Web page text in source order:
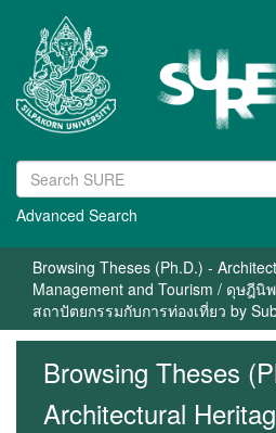
Advanced Search
Browsing Theses (Ph.D.) -
Management and Tourism / ดุษฎี
สถาปัตยกรรมกับการท่องเที่ยว by
Browsing Theses
Architectural